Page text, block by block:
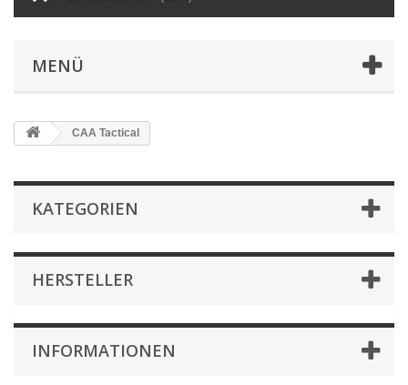
MENÜ
CAA Tactical
KATEGORIEN
HERSTELLER
INFORMATIONEN